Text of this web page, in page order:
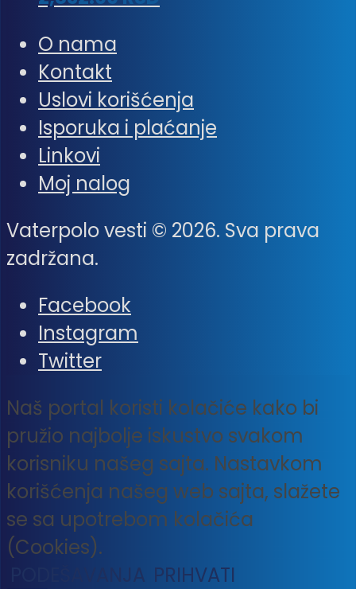
O nama
Kontakt
Uslovi korišćenja
Isporuka i plaćanje
Linkovi
Moj nalog
Vaterpolo vesti © 2026. Sva prava
zadržana.
Facebook
Instagram
Twitter
Naš portal koristi kolačiće kako bi
pružio najbolje iskustvo svakom
korisniku našeg sajta. Nastavkom
korišćenja našeg web sajta, slažete
se sa upotrebom kolačića
(Cookies).
PODEŠAVANJA PRIHVATI